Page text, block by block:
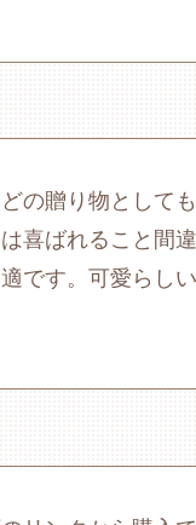
の贈り物として
喜ばれること間
です。可愛らし